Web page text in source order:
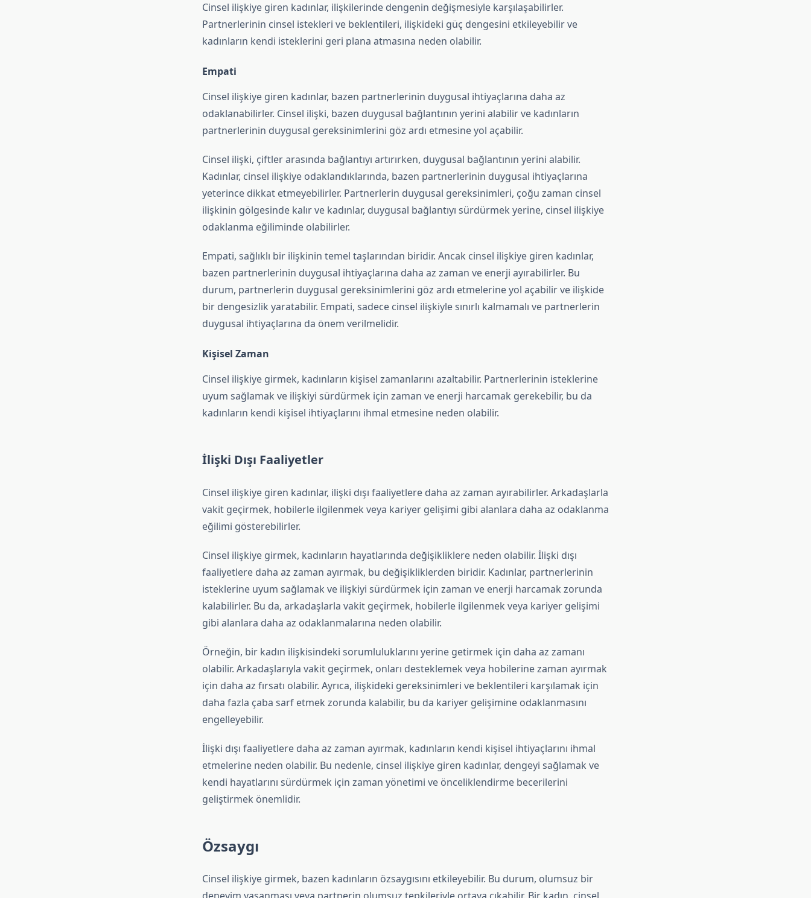
Cinsel ilişkiye giren kadınlar, ilişkilerinde dengenin değişmesiyle karşılaşabilirler.
Partnerlerinin cinsel istekleri ve beklentileri, ilişkideki güç dengesini etkileyebilir ve
kadınların kendi isteklerini geri plana atmasına neden olabilir.
Empati
Cinsel ilişkiye giren kadınlar, bazen partnerlerinin duygusal ihtiyaçlarına daha az
odaklanabilirler. Cinsel ilişki, bazen duygusal bağlantının yerini alabilir ve kadınların
partnerlerinin duygusal gereksinimlerini göz ardı etmesine yol açabilir.
Cinsel ilişki, çiftler arasında bağlantıyı artırırken, duygusal bağlantının yerini alabilir.
Kadınlar, cinsel ilişkiye odaklandıklarında, bazen partnerlerinin duygusal ihtiyaçlarına
yeterince dikkat etmeyebilirler. Partnerlerin duygusal gereksinimleri, çoğu zaman cinsel
ilişkinin gölgesinde kalır ve kadınlar, duygusal bağlantıyı sürdürmek yerine, cinsel ilişkiye
odaklanma eğiliminde olabilirler.
Empati, sağlıklı bir ilişkinin temel taşlarından biridir. Ancak cinsel ilişkiye giren kadınlar,
bazen partnerlerinin duygusal ihtiyaçlarına daha az zaman ve enerji ayırabilirler. Bu
durum, partnerlerin duygusal gereksinimlerini göz ardı etmelerine yol açabilir ve ilişkide
bir dengesizlik yaratabilir. Empati, sadece cinsel ilişkiyle sınırlı kalmamalı ve partnerlerin
duygusal ihtiyaçlarına da önem verilmelidir.
Kişisel Zaman
Cinsel ilişkiye girmek, kadınların kişisel zamanlarını azaltabilir. Partnerlerinin isteklerine
uyum sağlamak ve ilişkiyi sürdürmek için zaman ve enerji harcamak gerekebilir, bu da
kadınların kendi kişisel ihtiyaçlarını ihmal etmesine neden olabilir.
İlişki Dışı Faaliyetler
Cinsel ilişkiye giren kadınlar, ilişki dışı faaliyetlere daha az zaman ayırabilirler. Arkadaşlarla
vakit geçirmek, hobilerle ilgilenmek veya kariyer gelişimi gibi alanlara daha az odaklanma
eğilimi gösterebilirler.
Cinsel ilişkiye girmek, kadınların hayatlarında değişikliklere neden olabilir. İlişki dışı
faaliyetlere daha az zaman ayırmak, bu değişikliklerden biridir. Kadınlar, partnerlerinin
isteklerine uyum sağlamak ve ilişkiyi sürdürmek için zaman ve enerji harcamak zorunda
kalabilirler. Bu da, arkadaşlarla vakit geçirmek, hobilerle ilgilenmek veya kariyer gelişimi
gibi alanlara daha az odaklanmalarına neden olabilir.
Örneğin, bir kadın ilişkisindeki sorumluluklarını yerine getirmek için daha az zamanı
olabilir. Arkadaşlarıyla vakit geçirmek, onları desteklemek veya hobilerine zaman ayırmak
için daha az fırsatı olabilir. Ayrıca, ilişkideki gereksinimleri ve beklentileri karşılamak için
daha fazla çaba sarf etmek zorunda kalabilir, bu da kariyer gelişimine odaklanmasını
engelleyebilir.
İlişki dışı faaliyetlere daha az zaman ayırmak, kadınların kendi kişisel ihtiyaçlarını ihmal
etmelerine neden olabilir. Bu nedenle, cinsel ilişkiye giren kadınlar, dengeyi sağlamak ve
kendi hayatlarını sürdürmek için zaman yönetimi ve önceliklendirme becerilerini
geliştirmek önemlidir.
Özsaygı
Cinsel ilişkiye girmek, bazen kadınların özsaygısını etkileyebilir. Bu durum, olumsuz bir